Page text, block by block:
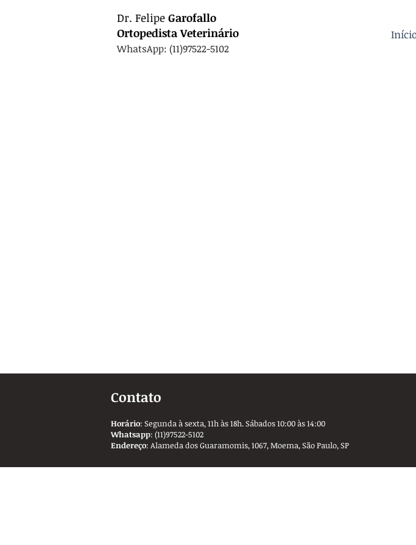
Dr. Felipe Garofallo
Ortopedista Veterinário
WhatsApp: (11)97522-5102
Contato
Horário: Segunda à sexta, 11h às 18h. Sábados 10:00 às 14:00
Whatsapp: (11)97522-5102
Endereço: Alameda dos Guaramomis, 1067, Moema, São Paulo, SP